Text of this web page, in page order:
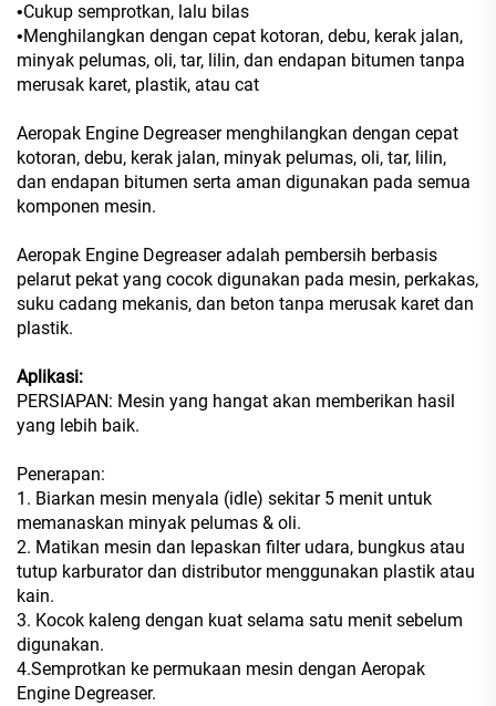
•Cukup semprotkan, lalu bilas
•Menghilangkan dengan cepat kotoran, debu, kerak jalan,
minyak pelumas, oli, tar, lilin, dan endapan bitumen tanpa
merusak karet, plastik, atau cat
Aeropak Engine Degreaser menghilangkan dengan cepat
kotoran, debu, kerak jalan, minyak pelumas, oli, tar, lilin,
dan endapan bitumen serta aman digunakan pada semua
komponen mesin.
Aeropak Engine Degreaser adalah pembersih berbasis
pelarut pekat yang cocok digunakan pada mesin, perkakas,
suku cadang mekanis, dan beton tanpa merusak karet dan
plastik.
Aplikasi:
PERSIAPAN: Mesin yang hangat akan memberikan hasil
yang lebih baik.
Penerapan:
1. Biarkan mesin menyala (idle) sekitar 5 menit untuk
memanaskan minyak pelumas & oli.
2. Matikan mesin dan lepaskan filter udara, bungkus atau
tutup karburator dan distributor menggunakan plastik atau
kain.
3. Kocok kaleng dengan kuat selama satu menit sebelum
digunakan.
4.Semprotkan ke permukaan mesin dengan Aeropak
Engine Degreaser.